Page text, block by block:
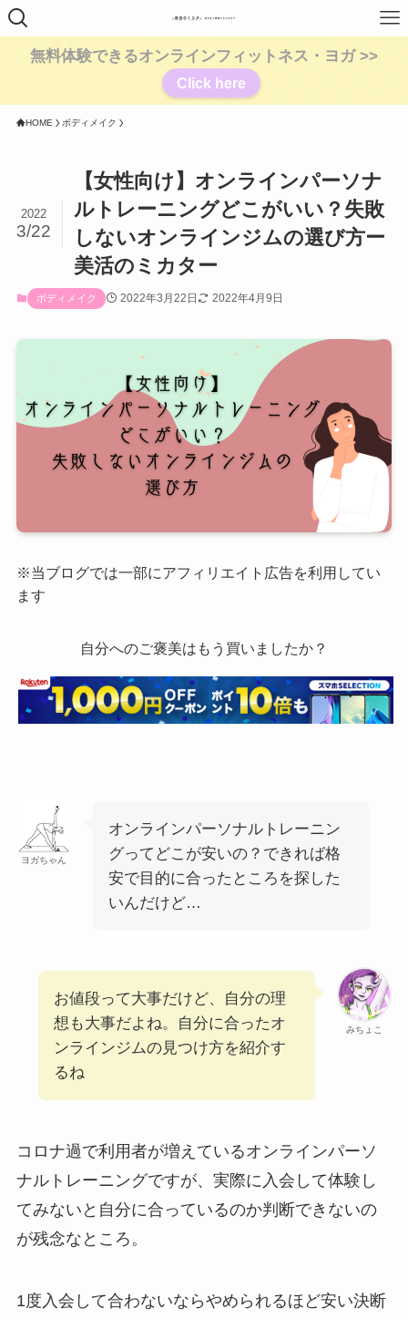
無料体験できるオンラインフィットネス・ヨガ >>
Click here
HOME ボディメイク
【女性向け】オンラインパーソナ
ルトレーニングどこがいい？失敗
しないオンラインジムの選び方ー
美活のミカター
2022
3/22
ボディメイク 2022年3月22日 2022年4月9日
※当ブログでは一部にアフィリエイト広告を利用してい
ます
自分へのご褒美はもう買いましたか？
ヨガちゃん
オンラインパーソナルトレーニン
グってどこが安いの？できれば格
安で目的に合ったところを探した
いんだけど…
みちょこ
お値段って大事だけど、自分の理
想も大事だよね。自分に合ったオ
ンラインジムの見つけ方を紹介す
るね
コロナ過で利用者が増えているオンラインパーソ
ナルトレーニングですが、実際に入会して体験し
てみないと自分に合っているのか判断できないの
が残念なところ。
1度入会して合わないならやめられるほど安い決断